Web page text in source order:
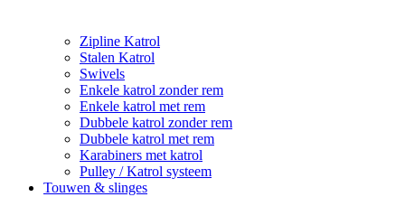
Zipline Katrol
Stalen Katrol
Swivels
Enkele katrol zonder rem
Enkele katrol met rem
Dubbele katrol zonder rem
Dubbele katrol met rem
Karabiners met katrol
Pulley / Katrol systeem
Touwen & slinges